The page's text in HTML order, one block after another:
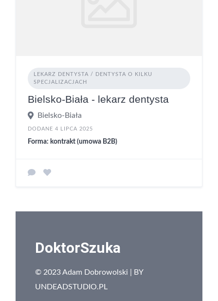
LEKARZ DENTYSTA / DENTYSTA O KILKU
SPECJALIZACJACH
Bielsko-Biała - lekarz dentysta
Bielsko-Biała
DODANE 4 LIPCA 2025
Forma: kontrakt (umowa B2B)
DoktorSzuka
© 2023 Adam Dobrowolski | BY
UNDEADSTUDIO.PL